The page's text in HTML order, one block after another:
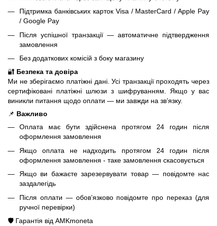
Підтримка банківських карток Visa / MasterCard / Apple Pay
/ Google Pay
Після успішної транзакції — автоматичне підтвердження
замовлення
Без додаткових комісій з боку магазину
🔐 Безпека та довіра
Ми не зберігаємо платіжні дані. Усі транзакції проходять через
сертифіковані платіжні шлюзи з шифруванням. Якщо у вас
виникли питання щодо оплати — ми завжди на зв’язку.
📌 Важливо
Оплата має бути здійснена протягом 24 годин після
оформлення замовлення
Якщо оплата не надходить протягом 24 годин після
оформлення замовлення - таке замовлення скасовується
Якщо ви бажаєте зарезервувати товар — повідомте нас
заздалегідь
Після оплати — обов’язково повідомте про переказ (для
ручної перевірки)
🛡️ Гарантія від AMKmoneta